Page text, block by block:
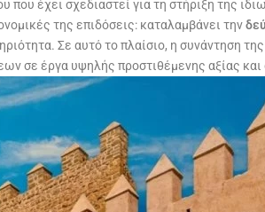
έχει σχεδιαστεί για τη στήριξη της
της επιδόσεις: καταλαμβάνει την
Σε αυτό το πλαίσιο, η συνάντηση
σε έργα υψηλής προστιθέμενης αξίας